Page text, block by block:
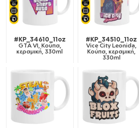
#KP_34610_11oz
GTA VI, Κούπα,
κεραμική, 330ml
#KP_34510_11oz
Vice City Leonida,
Κούπα, κεραμική,
330ml